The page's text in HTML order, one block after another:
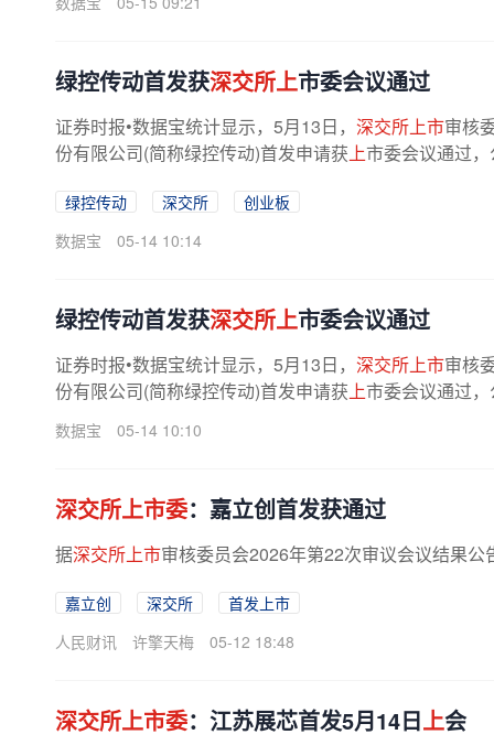
绿控传动首发获深交所上市委会议通过
证券时报•数据宝统计显示，5月13日， 深交所上市审核
份有限公司(简称绿控传动)首发申请获上市委会议通过
绿控传动 深交所
创业板
数据宝
05-14 10:14
绿控传动首发获深交所上市委会议通过
证券时报•数据宝统计显示，5月13日， 深交所上市审核
份有限公司(简称绿控传动)首发申请获上市委会议通过
数据宝 05-14 10:10
深交所上市委：嘉立创首发获通过
据深交所上市审核委员会2026年第22次审议会议结果
嘉立创 深交所
首发上市
人民财讯
许擎天梅 05-12 18:48
深交所上市委：江苏展芯首发5月14日上会